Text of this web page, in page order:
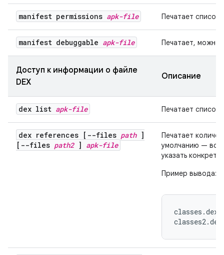
manifest permissions apk-file Печатает список
manifest debuggable apk-file Печатает, можно
Доступ к информации о файле
DEX
Описание
dex list apk-file Печатает список
dex references [--files path]
[--files path2] apk-file
Печатает
умолчанию — все
указать
Пример вывода:
classes.dex
classes2.dex